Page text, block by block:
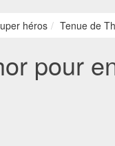
héros Tenue de
pour